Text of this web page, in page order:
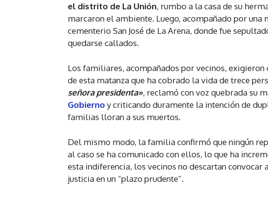
el distrito de La Unión, rumbo a la casa de su
marcaron el ambiente. Luego, acompañado por
cementerio San José de La Arena, donde fue
quedarse callados.
Los familiares, acompañados por vecinos,
de esta matanza que ha cobrado la vida de trece
señora presidenta», reclamó con voz quebrada su
Gobierno y criticando duramente la intención de
familias lloran a sus muertos.
Del mismo modo, la familia confirmó que ningún
al caso se ha comunicado con ellos, lo que ha
esta indiferencia, los vecinos no descartan convocar
justicia en un “plazo prudente”.